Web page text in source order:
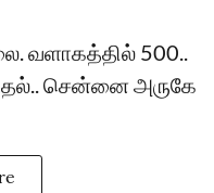
வளாகத்தில் 500..
சென்னை அருகே